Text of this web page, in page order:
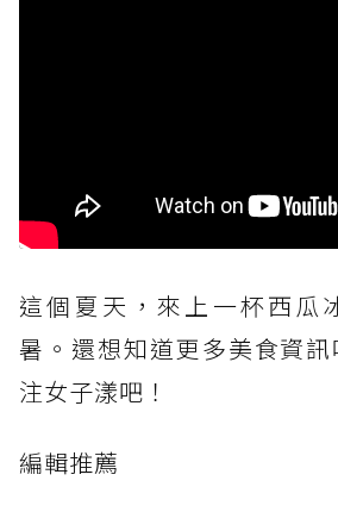
這個夏天，來上一杯西瓜
暑。還想知道更多美食資
注女子漾吧！
編輯推薦